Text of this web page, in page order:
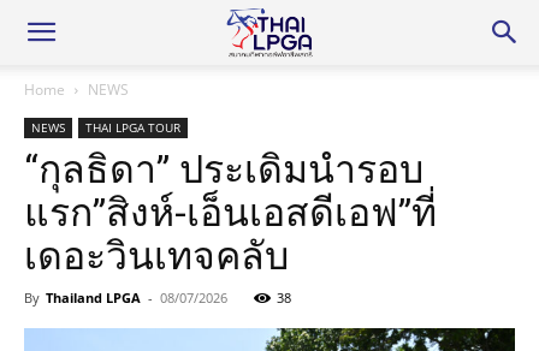
Home NEWS
NEWS THAI LPGA TOUR
“กุลธิดา” ประเดิมนำรอบ
แรก”สิงห์-เอ็นเอสดีเอฟ”ที่
เดอะวินเทจคลับ
By Thailand LPGA - 08/07/2026 38